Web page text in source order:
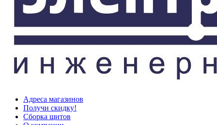
Адреса магазинов
Получи скидку!
Сборка щитов